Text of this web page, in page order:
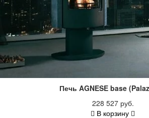
Печь AGNESE base
228 527 руб.
В корзину